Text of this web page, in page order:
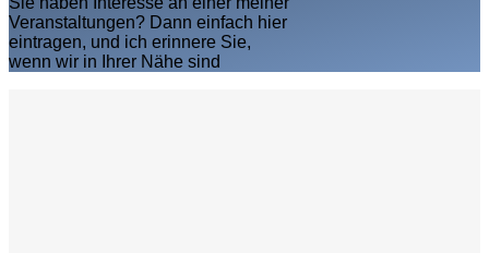
Veranstaltungen? Dann einfach hier
eintragen, und ich erinnere Sie,
wenn wir in Ihrer Nähe sind